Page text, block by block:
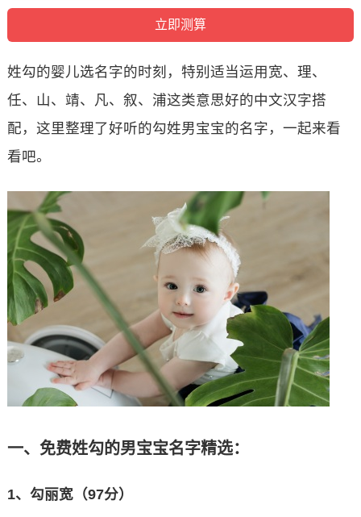
姓勾的婴儿选名字的时刻，特别适当运用宽、理、
任、山、靖、凡、叙、浦这类意思好的中文汉字搭
配，这里整理了好听的勾姓男宝宝的名字，一起来看
看吧。
一、免费姓勾的男宝宝名字精选：
1、勾丽宽（97分）